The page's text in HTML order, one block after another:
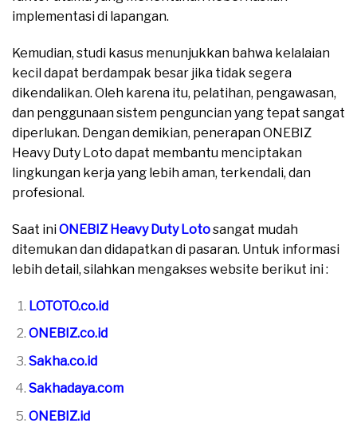
implementasi di lapangan.
Kemudian, studi kasus menunjukkan bahwa kelalaian
kecil dapat berdampak besar jika tidak segera
dikendalikan. Oleh karena itu, pelatihan, pengawasan,
dan penggunaan sistem penguncian yang tepat sangat
diperlukan. Dengan demikian, penerapan ONEBIZ
Heavy Duty Loto dapat membantu menciptakan
lingkungan kerja yang lebih aman, terkendali, dan
profesional.
Saat iniONEBIZ Heavy Duty Lotosangat mudah
ditemukan dan didapatkan di pasaran. Untuk informasi
lebih detail, silahkan mengakses website berikut ini :
LOTOTO.co.id
ONEBIZ.co.id
Sakha.co.id
Sakhadaya.com
ONEBIZ.id